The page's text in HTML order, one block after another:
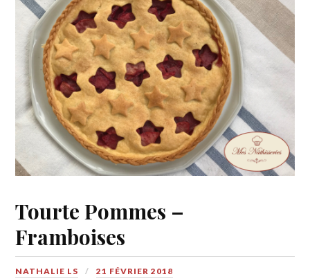
Tourte Pommes –
Framboises
NATHALIE LS 21 FÉVRIER 2018